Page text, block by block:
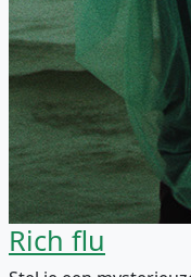
Rich flu